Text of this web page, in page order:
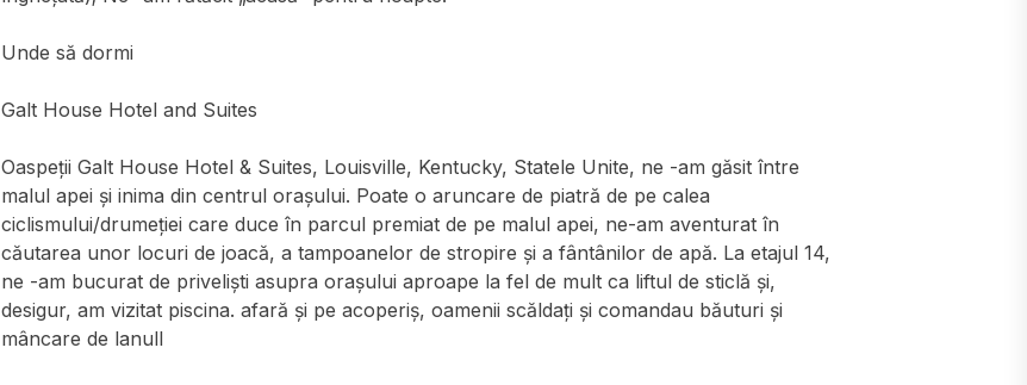
Unde să dormi
Galt House Hotel and Suites
Oaspeții Galt House Hotel & Suites, Louisville, Kentucky, Statele Unite, ne -am găsit între
malul apei și inima din centrul orașului. Poate o aruncare de piatră de pe calea
ciclismului/drumeției care duce în parcul premiat de pe malul apei, ne-am aventurat în
căutarea unor locuri de joacă, a tampoanelor de stropire și a fântânilor de apă. La etajul 14,
ne -am bucurat de priveliști asupra orașului aproape la fel de mult ca liftul de sticlă și,
desigur, am vizitat piscina. afară și pe acoperiș, oamenii scăldați și comandau băuturi și
mâncare de lanull